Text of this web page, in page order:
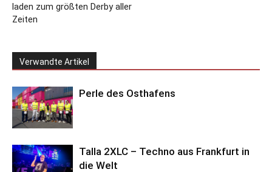
laden zum größten Derby aller
Zeiten
Verwandte Artikel
Perle des Osthafens
Talla 2XLC – Techno aus Frankfurt in
die Welt